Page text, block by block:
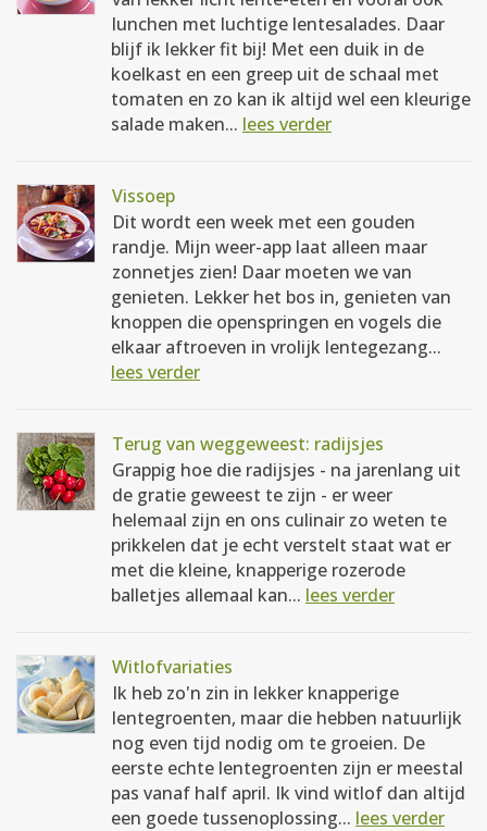
lunchen met luchtige lentesalades. Daar
blijf ik lekker fit bij! Met een duik in de
koelkast en een greep uit de schaal met
tomaten en zo kan ik altijd wel een kleurige
salade maken... lees verder
Vissoep
Dit wordt een week met een gouden
randje. Mijn weer-app laat alleen maar
zonnetjes zien! Daar moeten we van
genieten. Lekker het bos in, genieten van
knoppen die openspringen en vogels die
elkaar aftroeven in vrolijk lentegezang...
lees verder
Terug van weggeweest: radijsjes
Grappig hoe die radijsjes - na jarenlang uit
de gratie geweest te zijn - er weer
helemaal zijn en ons culinair zo weten te
prikkelen dat je echt verstelt staat wat er
met die kleine, knapperige rozerode
balletjes allemaal kan... lees verder
Witlofvariaties
Ik heb zo'n zin in lekker knapperige
lentegroenten, maar die hebben natuurlijk
nog even tijd nodig om te groeien. De
eerste echte lentegroenten zijn er meestal
pas vanaf half april. Ik vind witlof dan altijd
een goede tussenoplossing... lees verder